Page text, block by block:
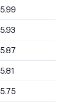
5.99
5.93
5.87
5.81
5.75